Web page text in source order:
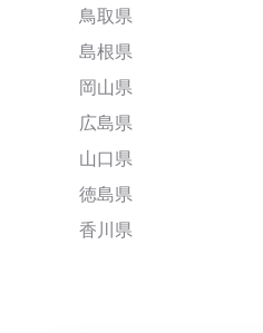
鳥取県
島根県
岡山県
広島県
山口県
徳島県
香川県